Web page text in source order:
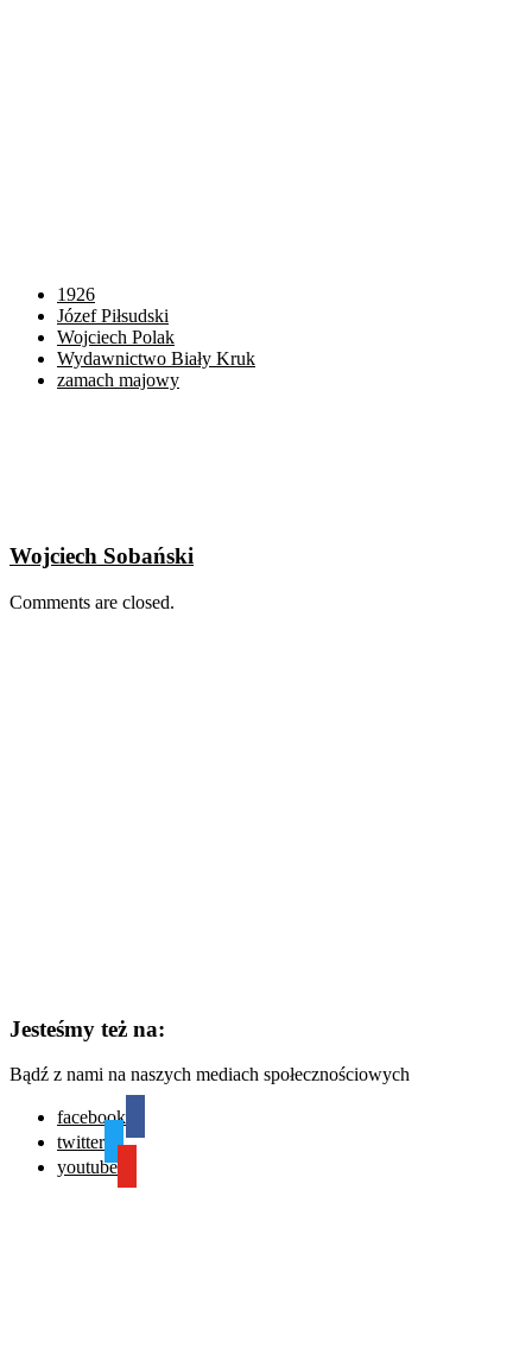
1926
Józef Piłsudski
Wojciech Polak
Wydawnictwo Biały Kruk
zamach majowy
Wojciech Sobański
Comments are closed.
Jesteśmy też na:
Bądź z nami na naszych mediach społecznościowych
facebook
twitter
youtube